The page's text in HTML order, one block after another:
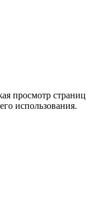
просмотр страниц
использования.